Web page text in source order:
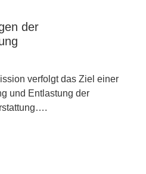
der
verfolgt das Ziel einer
und Entlastung der